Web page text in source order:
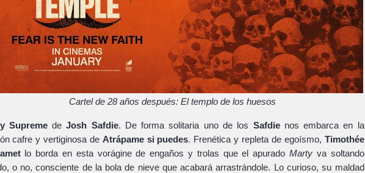
Cartel de 28 años después: El templo de los huesos
SupremedeJosh Safdie. De forma solitaria uno de los Safdienos embarca en la
cafre y vertiginosa de Atrápame si puedes. Frenética y repleta de egoísmo, Timothée
lo borda en esta vorágine de engaños y trolas que el apurado Martyva soltando
o no, consciente de la bola de nieve que acabará arrastrándole. Lo curioso, su maldad